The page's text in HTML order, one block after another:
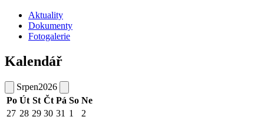
Aktuality
Dokumenty
Fotogalerie
Kalendář
Srpen2026
Po Út St Čt Pá So Ne
27 28 29 30 31 1
2